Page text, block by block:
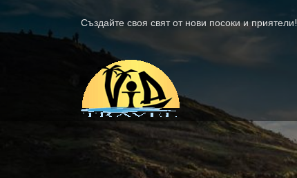
Създайте своя свят от нови посоки и приятели!